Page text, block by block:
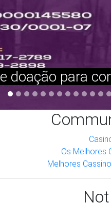
para salvar
- https://www.em.com.br/
negros e de
Agência